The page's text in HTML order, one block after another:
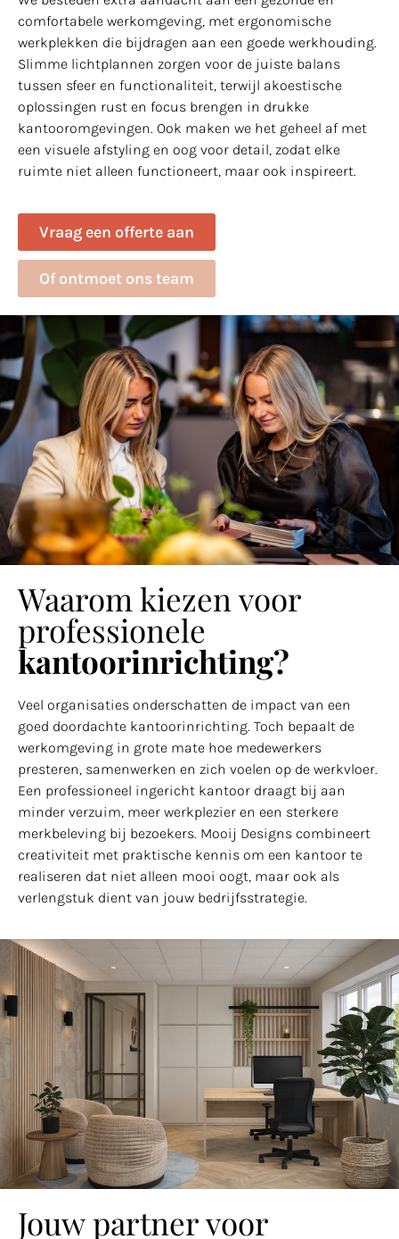
comfortabele werkomgeving, met ergonomische
werkplekken die bijdragen aan een goede werkhouding.
Slimme lichtplannen zorgen voor de juiste balans
tussen sfeer en functionaliteit, terwijl akoestische
oplossingen rust en focus brengen in drukke
kantooromgevingen. Ook maken we het geheel af met
een visuele afstyling en oog voor detail, zodat elke
ruimte niet alleen functioneert, maar ook inspireert.
Vraag een offerte aan
Of ontmoet ons team
Waarom kiezen voor
professionele
kantoorinrichting?
Veel organisaties onderschatten de impact van een
goed doordachte kantoorinrichting. Toch bepaalt de
werkomgeving in grote mate hoe medewerkers
presteren, samenwerken en zich voelen op de werkvloer.
Een professioneel ingericht kantoor draagt bij aan
minder verzuim, meer werkplezier en een sterkere
merkbeleving bij bezoekers. Mooij Designs combineert
creativiteit met praktische kennis om een kantoor te
realiseren dat niet alleen mooi oogt, maar ook als
verlengstuk dient van jouw bedrijfsstrategie.
Jouw partner voor